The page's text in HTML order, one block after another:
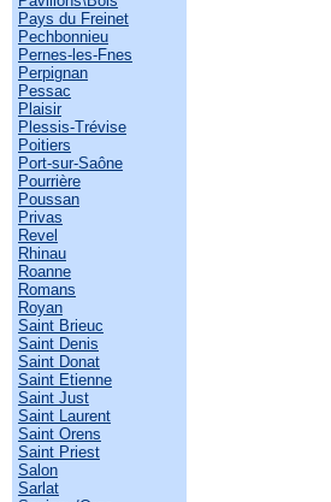
Pays du Freinet
Pechbonnieu
Pernes-les-Fnes
Perpignan
Pessac
Plaisir
Plessis-Trévise
Poitiers
Port-sur-Saône
Pourrière
Poussan
Privas
Revel
Rhinau
Roanne
Romans
Royan
Saint Brieuc
Saint Denis
Saint Donat
Saint Etienne
Saint Just
Saint Laurent
Saint Orens
Saint Priest
Salon
Sarlat